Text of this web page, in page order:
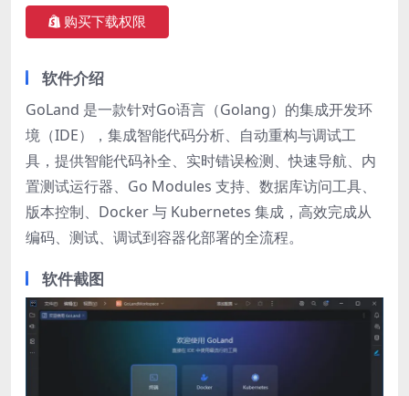
购买下载权限
软件介绍
GoLand 是一款针对Go语言（Golang）的集成开发环
境（IDE），集成智能代码分析、自动重构与调试工
具，提供智能代码补全、实时错误检测、快速导航、内
置测试运行器、Go Modules 支持、数据库访问工具、
版本控制、Docker 与 Kubernetes 集成，高效完成从
编码、测试、调试到容器化部署的全流程。
软件截图